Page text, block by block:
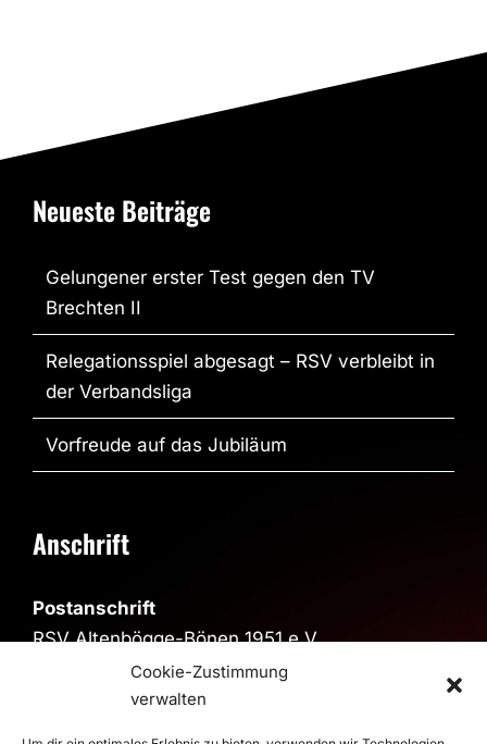
Cookie-Zustimmung
verwalten
Neueste Beiträge
Gelungener erster Test gegen den TV
Brechten II
Relegationsspiel abgesagt – RSV verbleibt in
der Verbandsliga
Vorfreude auf das Jubiläum
Anschrift
Postanschrift
RSV Altenbögge-Bönen 1951 e.V.
Reiherweg 4, 59199 Bönen